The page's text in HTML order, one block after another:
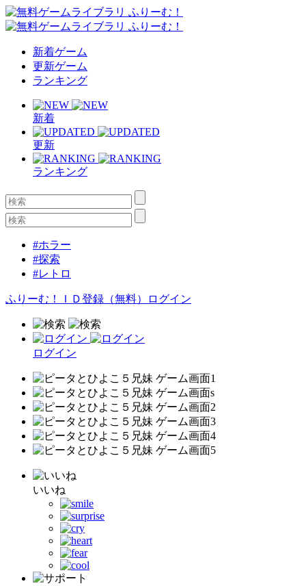
新着ゲーム
更新ゲーム
ランキング
新着
更新
ランキング
#ホラー
#探索
#レトロ
ふりーむ！ＩＤ登録（無料） ログイン
ログイン
いいね